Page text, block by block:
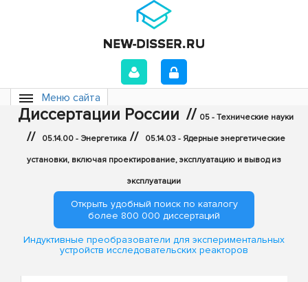
Меню сайта
Диссертации России // 05 - Технические науки
// 05.14.00 - Энергетика // 05.14.03 - Ядерные энергетические
установки, включая проектирование, эксплуатацию и вывод из
эксплуатации
Открыть удобный поиск по каталогу
более 800 000 диссертаций
Индуктивные преобразователи для экспериментальных
устройств исследовательских реакторов